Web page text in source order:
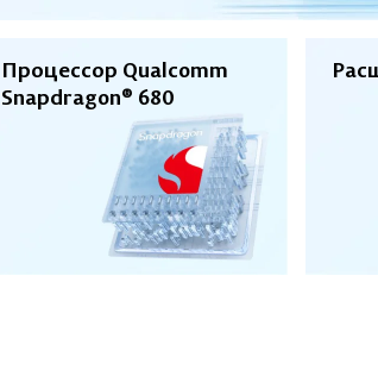
Процессор Qualcomm
Snapdragon® 680